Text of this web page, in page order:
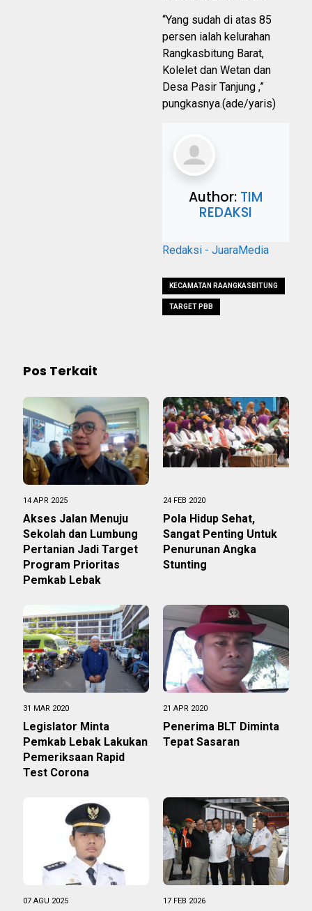
“Yang sudah di atas 85
persen ialah kelurahan
Rangkasbitung Barat,
Kolelet dan Wetan dan
Desa Pasir Tanjung ,”
pungkasnya.(ade/yaris)
Author: TIM
REDAKSI
Redaksi - JuaraMedia
KECAMATAN RAANGKASBITUNG
TARGET PBB
Pos Terkait
14 APR 2025
Akses Jalan Menuju
Sekolah dan Lumbung
Pertanian Jadi Target
Program Prioritas
Pemkab Lebak
24 FEB 2020
Pola Hidup Sehat,
Sangat Penting Untuk
Penurunan Angka
Stunting
31 MAR 2020
Legislator Minta
Pemkab Lebak Lakukan
Pemeriksaan Rapid
Test Corona
21 APR 2020
Penerima BLT Diminta
Tepat Sasaran
07 AGU 2025 17 FEB 2026